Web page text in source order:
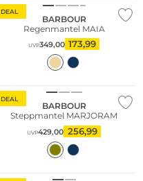
DEAL
BARBOUR
Regenmantel MAIA
UVP349,00 173,99
DEAL
BARBOUR
Steppmantel MARJORAM
UVP429,00 256,99